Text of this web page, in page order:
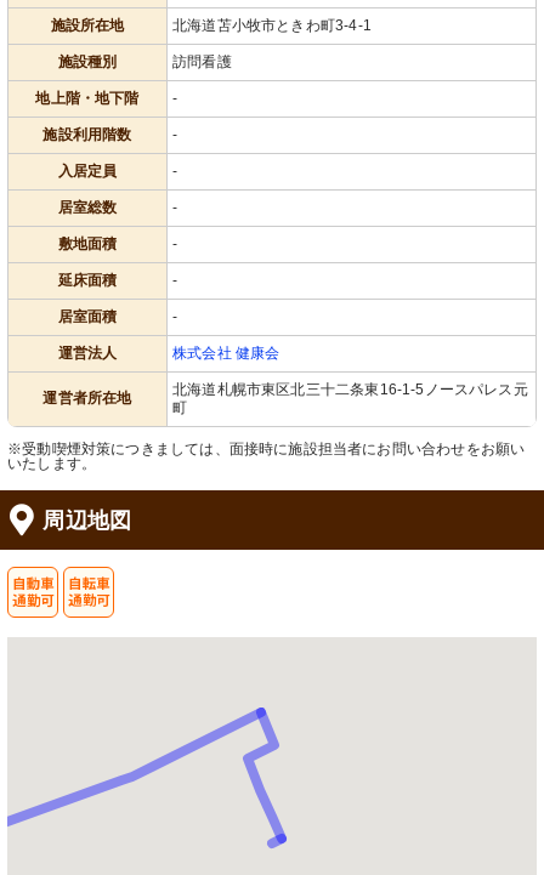
施設所在地 北海道苫小牧市ときわ町3-4-1
施設種別 訪問看護
地上階・地下階 -
施設利用階数 -
入居定員 -
居室総数 -
敷地面積 -
延床面積 -
居室面積 -
運営法人 株式会社 健康会
運営者所在地
北海道札幌市東区北三十二条東16-1-5ノースパレス元
町
※受動喫煙対策につきましては、面接時に施設担当者にお問い合わせをお願い
いたします。
周辺地図